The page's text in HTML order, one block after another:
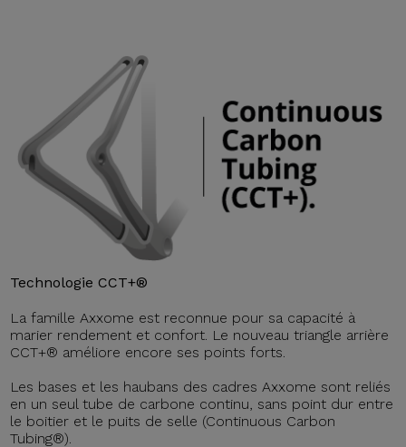
Technologie CCT+®
La famille Axxome est reconnue pour sa capacité à
marier rendement et confort. Le nouveau triangle arrière
CCT+® améliore encore ses points forts.
Les bases et les haubans des cadres Axxome sont reliés
en un seul tube de carbone continu, sans point dur entre
le boitier et le puits de selle (Continuous Carbon
Tubing®).